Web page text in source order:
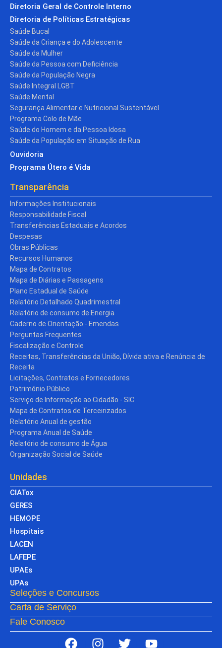
Diretoria Geral de Controle Interno
Diretoria de Políticas Estratégicas
Saúde Bucal
Saúde da Criança e do Adolescente
Saúde da Mulher
Saúde da Pessoa com Deficiência
Saúde da População Negra
Saúde Integral LGBT
Saúde Mental
Segurança Alimentar e Nutricional Sustentável
Programa Colo de Mãe
Saúde do Homem e da Pessoa Idosa
Saúde da População em Situação de Rua
Ouvidoria
Programa Útero é Vida
Transparência
Informações Institucionais
Responsabilidade Fiscal
Transferências Estaduais e Acordos
Despesas
Obras Públicas
Recursos Humanos
Mapa de Contratos
Mapa de Diárias e Passagens
Plano Estadual de Saúde
Relatório Detalhado Quadrimestral
Relatório de consumo de Energia
Caderno de Orientação - Emendas
Perguntas Frequentes
Fiscalização e Controle
Receitas, Transferências da União, Dívida ativa e Renúncia de
Receita
Licitações, Contratos e Fornecedores
Patrimônio Público
Serviço de Informação ao Cidadão - SIC
Mapa de Contratos de Terceirizados
Relatório Anual de gestão
Programa Anual de Saúde
Relatório de consumo de Água
Organização Social de Saúde
Unidades
CIATox
GERES
HEMOPE
Hospitais
LACEN
LAFEPE
UPAEs
UPAs
Seleções e Concursos
Carta de Serviço
Fale Conosco